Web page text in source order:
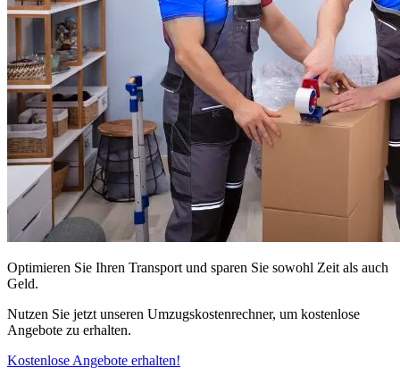
Optimieren Sie Ihren Transport und sparen Sie sowohl Zeit als auch
Geld.
Nutzen Sie jetzt unseren Umzugskostenrechner, um kostenlose
Angebote zu erhalten.
Kostenlose Angebote erhalten!